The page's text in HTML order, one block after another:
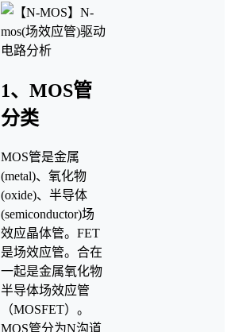
1、MOS管
分类
MOS管是金属
(metal)、氧化物
(oxide)、半导体
(semiconductor)场
效应晶体管。FET
是场效应管。合在
一起是金属氧化物
半导体场效应管
（MOSFET）。
MOS管分为N沟道